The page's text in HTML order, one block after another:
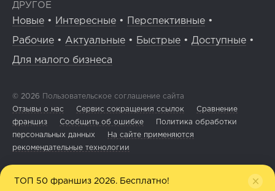
ДРУГОЕ
Новые • Интересные • Перспективные •
Рабочие • Актуальные • Быстрые • Доступные •
Для малого бизнеса
© 2026 Пользовательское соглашение сайта
Отзывы о нас
Сервис сокращения ссылок
Сравнение
франшиз
Сообщить об ошибке
Политика обработки
персональных данных
На сайте применяются
рекомендательные технологии
ТОП 50 франшиз 2026. Бесплатно!